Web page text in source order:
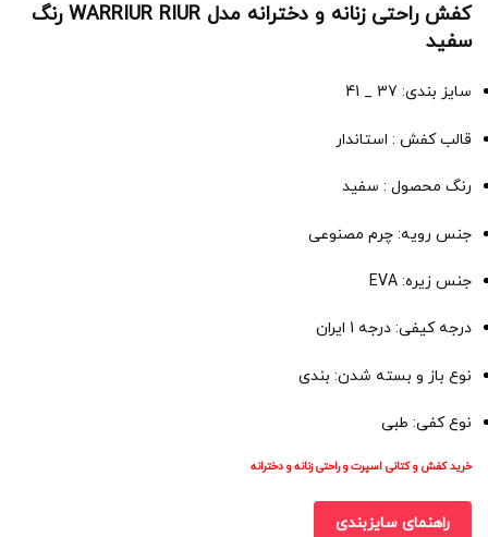
کفش راحتی زنانه و دخترانه مدل WARRIUR RIUR رنگ
سفید
سایز بندی: 37 _ 41
قالب کفش : استاندار
رنگ محصول : سفید
جنس رویه: چرم مصنوعی
جنس زیره: EVA
درجه کیفی: درجه 1 ایران
نوع باز و بسته شدن: بندی
نوع کفی: طبی
خرید کفش و کتانی اسپرت و راحتی زنانه و دخترانه
راهنمای سایزبندی